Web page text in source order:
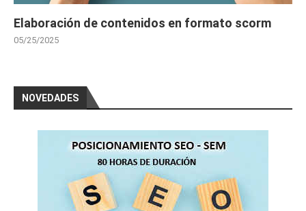
Elaboración de contenidos en formato scorm
05/25/2025
NOVEDADES